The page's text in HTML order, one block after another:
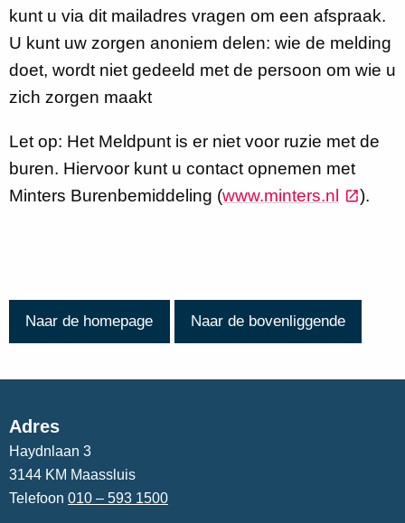
kunt u via dit mailadres vragen om een afspraak.
U kunt uw zorgen anoniem delen: wie de melding
doet, wordt niet gedeeld met de persoon om wie u
zich zorgen maakt
Let op: Het Meldpunt is er niet voor ruzie met de
buren. Hiervoor kunt u contact opnemen met
Minters Burenbemiddeling (www.minters.nl ).
Naar de homepage Naar de bovenliggende
Adres
Haydnlaan 3
3144 KM Maassluis
Telefoon 010 – 593 1500